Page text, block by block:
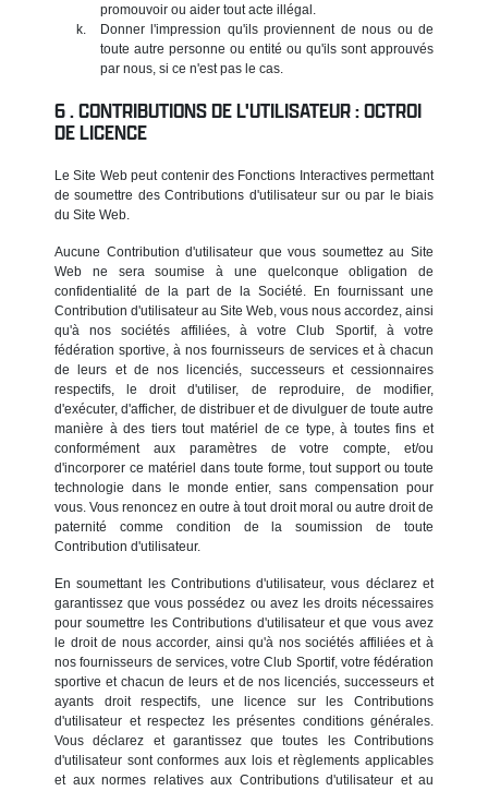
promouvoir ou aider tout acte illégal.
Donner l'impression qu'ils proviennent de nous ou de
toute autre personne ou entité ou qu'ils sont approuvés
par nous, si ce n'est pas le cas.
CONTRIBUTIONS DE L'UTILISATEUR : OCTROI
DE LICENCE
Le Site Web peut contenir des Fonctions Interactives permettant
de soumettre des Contributions d'utilisateur sur ou par le biais
du Site Web.
Aucune Contribution d'utilisateur que vous soumettez au Site
Web ne sera soumise à une quelconque obligation de
confidentialité de la part de la Société. En fournissant une
Contribution d'utilisateur au Site Web, vous nous accordez, ainsi
qu'à nos sociétés affiliées, à votre Club Sportif, à votre
fédération sportive, à nos fournisseurs de services et à chacun
de leurs et de nos licenciés, successeurs et cessionnaires
respectifs, le droit d'utiliser, de reproduire, de modifier,
d'exécuter, d'afficher, de distribuer et de divulguer de toute autre
manière à des tiers tout matériel de ce type, à toutes fins et
conformément aux paramètres de votre compte, et/ou
d'incorporer ce matériel dans toute forme, tout support ou toute
technologie dans le monde entier, sans compensation pour
vous. Vous renoncez en outre à tout droit moral ou autre droit de
paternité comme condition de la soumission de toute
Contribution d'utilisateur.
En soumettant les Contributions d'utilisateur, vous déclarez et
garantissez que vous possédez ou avez les droits nécessaires
pour soumettre les Contributions d'utilisateur et que vous avez
le droit de nous accorder, ainsi qu'à nos sociétés affiliées et à
nos fournisseurs de services, votre Club Sportif, votre fédération
sportive et chacun de leurs et de nos licenciés, successeurs et
ayants droit respectifs, une licence sur les Contributions
d'utilisateur et respectez les présentes conditions générales.
Vous déclarez et garantissez que toutes les Contributions
d'utilisateur sont conformes aux lois et règlements applicables
et aux normes relatives aux Contributions d'utilisateur et au